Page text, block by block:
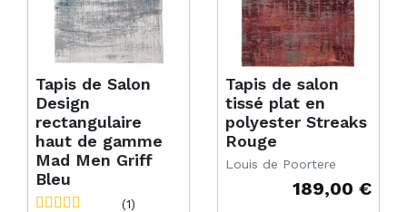
Tapis de Salon
Design
rectangulaire
haut de gamme
Mad Men Griff
Bleu
(1)
Tapis de salon
tissé plat en
polyester Streaks
Rouge
Louis de Poortere
189,00 €